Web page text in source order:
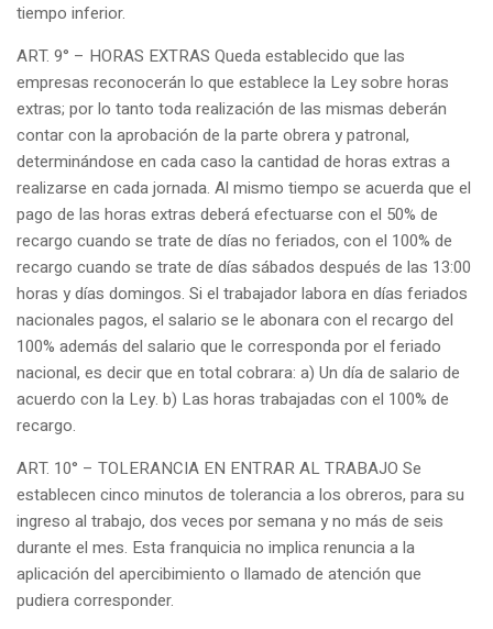
tiempo inferior.
ART. 9° – HORAS EXTRAS Queda establecido que las
empresas reconocerán lo que establece la Ley sobre horas
extras; por lo tanto toda realización de las mismas deberán
contar con la aprobación de la parte obrera y patronal,
determinándose en cada caso la cantidad de horas extras a
realizarse en cada jornada. Al mismo tiempo se acuerda que el
pago de las horas extras deberá efectuarse con el 50% de
recargo cuando se trate de días no feriados, con el 100% de
recargo cuando se trate de días sábados después de las 13:00
horas y días domingos. Si el trabajador labora en días feriados
nacionales pagos, el salario se le abonara con el recargo del
100% además del salario que le corresponda por el feriado
nacional, es decir que en total cobrara: a) Un día de salario de
acuerdo con la Ley. b) Las horas trabajadas con el 100% de
recargo.
ART. 10° – TOLERANCIA EN ENTRAR AL TRABAJO Se
establecen cinco minutos de tolerancia a los obreros, para su
ingreso al trabajo, dos veces por semana y no más de seis
durante el mes. Esta franquicia no implica renuncia a la
aplicación del apercibimiento o llamado de atención que
pudiera corresponder.